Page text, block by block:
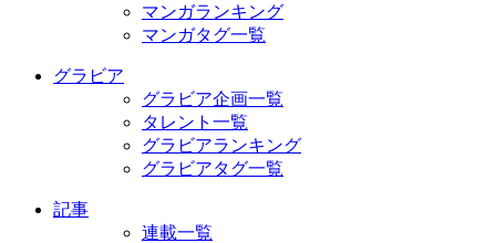
マンガランキング
マンガタグ一覧
グラビア
グラビア企画一覧
タレント一覧
グラビアランキング
グラビアタグ一覧
記事
連載一覧